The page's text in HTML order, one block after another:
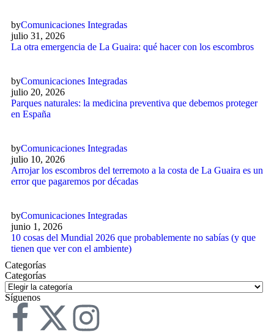
byComunicaciones Integradas
julio 31, 2026
La otra emergencia de La Guaira: qué hacer con los escombros
byComunicaciones Integradas
julio 20, 2026
Parques naturales: la medicina preventiva que debemos proteger
en España
byComunicaciones Integradas
julio 10, 2026
Arrojar los escombros del terremoto a la costa de La Guaira es un
error que pagaremos por décadas
byComunicaciones Integradas
junio 1, 2026
10 cosas del Mundial 2026 que probablemente no sabías (y que
tienen que ver con el ambiente)
Categorías
Categorías
Síguenos